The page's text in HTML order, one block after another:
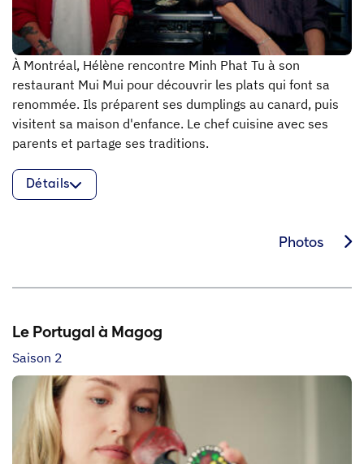
À Montréal, Hélène rencontre Minh Phat Tu à son
restaurant Mui Mui pour découvrir les plats qui font sa
renommée. Ils préparent ses dumplings au canard, puis
visitent sa maison d'enfance. Le chef cuisine avec ses
parents et partage ses traditions.
Détails
Photos
Le Portugal à Magog
Saison 2